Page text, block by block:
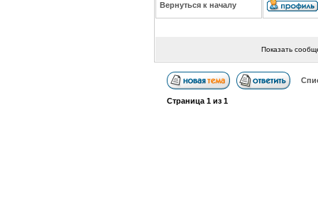
Вернуться к началу
Показать
Страница 1из 1